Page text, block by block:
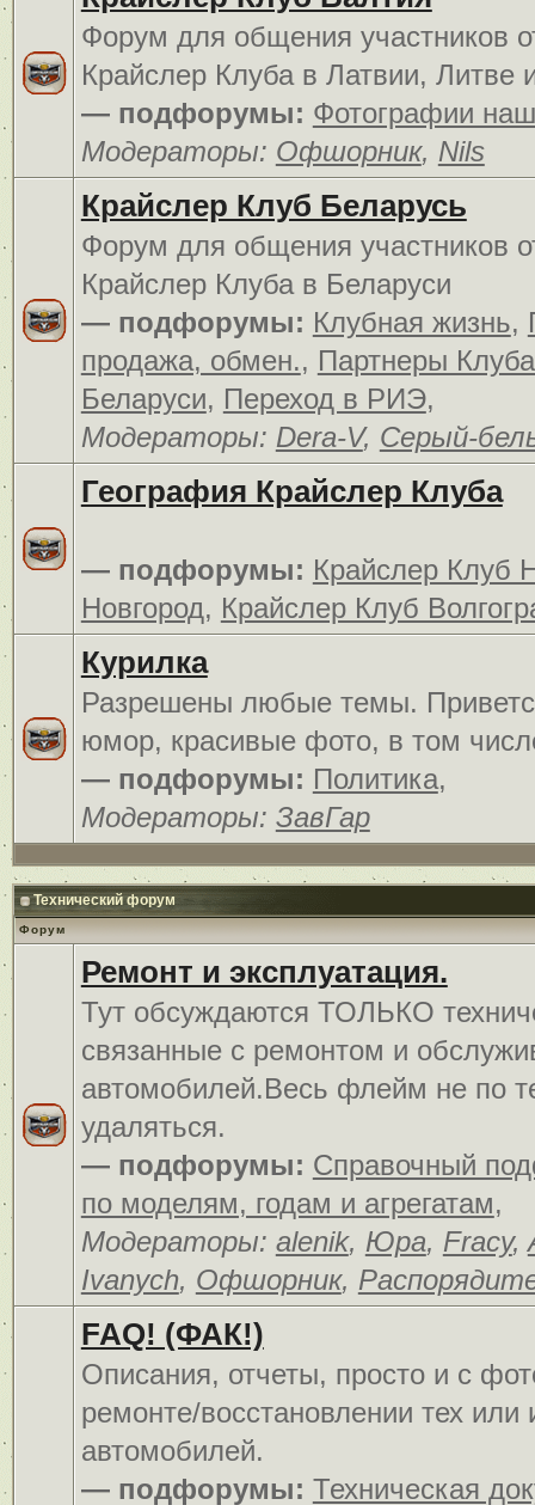
Форум для общения участников
Крайслер Клуба в Латвии, Литве
— подфорумы: Фотографии
Модераторы: Офшорник, Nils
Крайслер Клуб Беларусь
Форум для общения участников
Крайслер Клуба в Беларуси
— подфорумы: Клубная жизнь,
продажа, обмен., Партнеры
Беларуси, Переход в РИЭ,
Модераторы: Dera-V, Серый-
География Крайслер Клуба
— подфорумы: Крайслер Клуб
Новгород, Крайслер Клуб
Курилка
Разрешены любые темы.
юмор, красивые фото, в том
— подфорумы: Политика,
Модераторы: ЗавГар
Технический форум
Форум
Ремонт и эксплуатация.
Тут обсуждаются ТОЛЬКО
связанные с ремонтом и
автомобилей.Весь флейм не по
удаляться.
— подфорумы: Справочный
по моделям, годам и агрегатам,
Модераторы: alenik, Юра, Fracy,
Ivanych, Офшорник,
FAQ! (ФАК!)
Описания, отчеты, просто и c
ремонте/восстановлении тех или
автомобилей.
— подфорумы: Техническая